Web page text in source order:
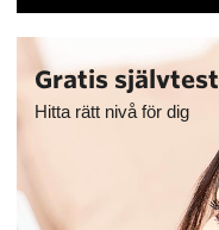
Gratis självtest
Hitta rätt nivå för dig